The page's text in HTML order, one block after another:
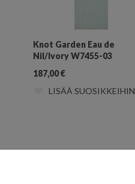
Knot Garden Eau de
Nil/Ivory W7455-03
187,00€
LISÄÄ SUOSIKKEIHIN